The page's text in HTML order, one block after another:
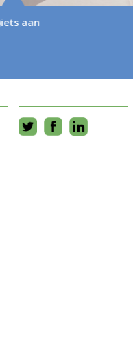
Verse muziek